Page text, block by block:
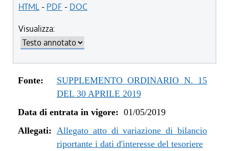
dal 05/08/2022 al 11/08/2023
dal 12/08/2021 al 05/11/2021
dal 26/02/2021 al 11/08/2021
dal 02/07/2020 al 25/02/2021
dal 01/01/2020 al 01/07/2020
dal 07/11/2019 al 31/12/2019
dal 01/05/2019 al 10/07/2019
HTML- PDF - DOC
Visualizza:
Fonte:
SUPPLEMENTO ORDINARIO N. 15
DEL 30 APRILE 2019
Data di entrata in vigore: 01/05/2019
Allegati: Allegato atto di variazione di bilancio
riportante i dati d'interesse del tesoriere